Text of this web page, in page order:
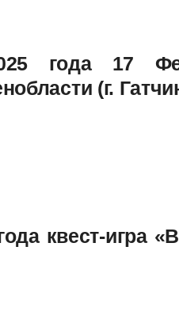
года 17
(г.
квест-игра